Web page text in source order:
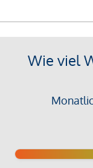
Wie viel